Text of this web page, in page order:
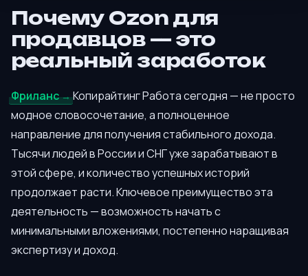
Почему Ozon для
продавцов — это
реальный заработок
Фриланс
Копирайтинг Работа сегодня — не просто
модное словосочетание, а полноценное
направление для получения стабильного дохода.
Тысячи людей в России и СНГ уже зарабатывают в
этой сфере, и количество успешных историй
продолжает расти. Ключевое преимущество эта
деятельность — возможность начать с
минимальными вложениями, постепенно наращивая
экспертизу и доход.